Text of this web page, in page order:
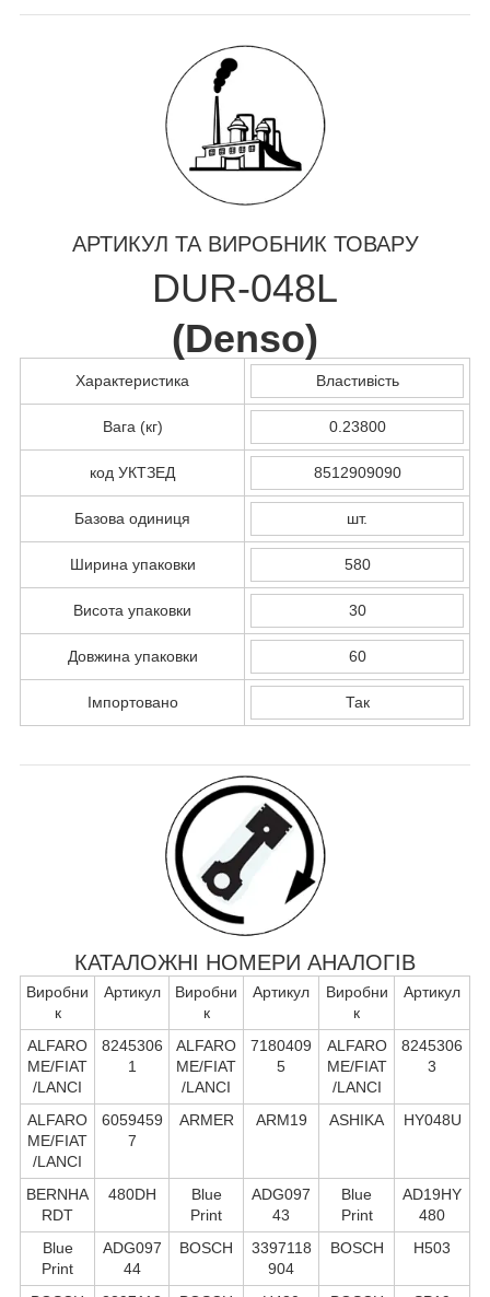
АРТИКУЛ ТА ВИРОБНИК ТОВАРУ
DUR-048L
(Denso)
Характеристика Властивість
Вага (кг) 0.23800
код УКТЗЕД 8512909090
Базова одиниця шт.
Ширина упаковки 580
Висота упаковки 30
Довжина упаковки 60
Імпортовано Так
КАТАЛОЖНІ НОМЕРИ АНАЛОГІВ
Виробни
к
Артикул
Виробни
к
Артикул
Виробни
к
Артикул
ALFARO
ME/FIAT
/LANCI
8245306
1
ALFARO
ME/FIAT
/LANCI
7180409
5
ALFARO
ME/FIAT
/LANCI
8245306
3
ALFARO
ME/FIAT
/LANCI
6059459
7
ARMER ARM19 ASHIKA HY048U
BERNHA
RDT
480DH
Blue
Print
ADG097
43
Blue
Print
AD19HY
480
Blue
Print
ADG097
44
BOSCH
3397118
904
BOSCH H503